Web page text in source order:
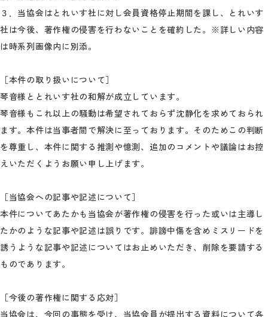
３．当協会はとれいす社に対し会員資格停止期間を課し、とれいす
社は今後、著作権の侵害を行わないことを確約した。※詳しい内容
は時系列画像内に別添。
［本件の取り扱いについて］
琴音様ととれいす社の和解が成立しています。
琴音様もこれ以上の騒動は希望されておらず沈静化を求めておられ
ます。本件は当事者間で解決に至っております。そのためこの判断
を尊重し、本件に関する推測や憶測、追加のコメントや議論はお控
えいただくようお願い申し上げます。
［当協会への記事や記述について］
本件についてあたかも当協会が著作権の侵害を行った或いは主導し
たかのような記事や記述は誤りです。誹謗中傷を含めミスリードを
誘うような記事や記述についてはお止めいただき、削除を要請する
ものであります。
［今後の著作権に関する応対］
当協会は、今回の事態を受け、当協会員が提出する資料について各